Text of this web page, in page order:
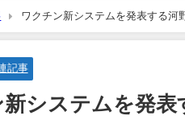
ワクチン新システムを発表する河
記事
システムを発表